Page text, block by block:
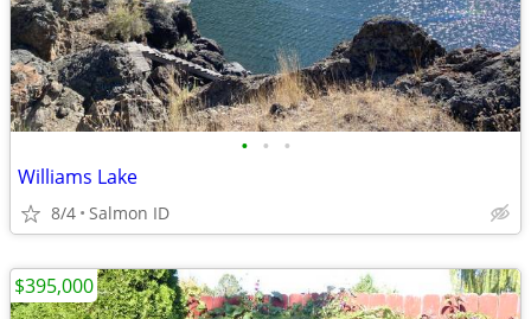
• • •
Williams Lake
8/4 Salmon ID
$395,000